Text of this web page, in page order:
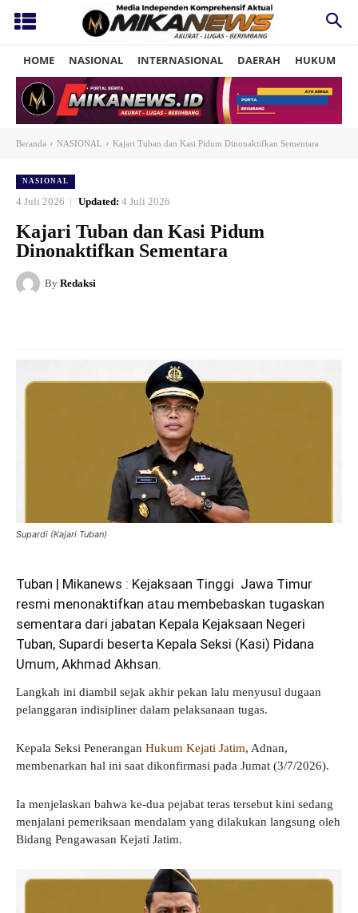
HOME NASIONAL INTERNASIONAL DAERAH HUKUM
Beranda NASIONAL Kajari Tuban dan Kasi Pidum Dinonaktifkan Sementara
NASIONAL
4 Juli 2026 Updated: 4 Juli 2026
Kajari Tuban dan Kasi Pidum
Dinonaktifkan Sementara
By Redaksi
Supardi (Kajari Tuban)
Tuban | Mikanews : Kejaksaan Tinggi Jawa Timur
resmi menonaktifkan atau membebaskan tugaskan
sementara dari jabatan Kepala Kejaksaan Negeri
Tuban, Supardi beserta Kepala Seksi (Kasi) Pidana
Umum, Akhmad Akhsan.
Langkah ini diambil sejak akhir pekan lalu menyusul dugaan
pelanggaran indisipliner dalam pelaksanaan tugas.
Kepala Seksi Penerangan Hukum Kejati Jatim, Adnan,
membenarkan hal ini saat dikonfirmasi pada Jumat (3/7/2026).
Ia menjelaskan bahwa ke-dua pejabat teras tersebut kini sedang
menjalani pemeriksaan mendalam yang dilakukan langsung oleh
Bidang Pengawasan Kejati Jatim.